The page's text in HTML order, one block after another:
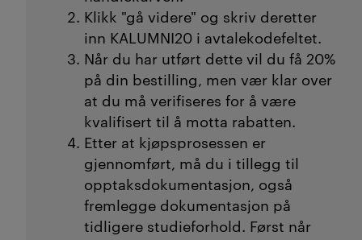
Klikk "gå videre" og skriv deretter
inn KALUMNI20 i avtalekodefeltet.
Når du har utført dette vil du få 20%
på din bestilling, men vær klar over
at du må verifiseres for å være
kvalifisert til å motta rabatten.
Etter at kjøpsprosessen er
gjennomført, må du i tillegg til
opptaksdokumentasjon, også
fremlegge dokumentasjon på
tidligere studieforhold. Først når